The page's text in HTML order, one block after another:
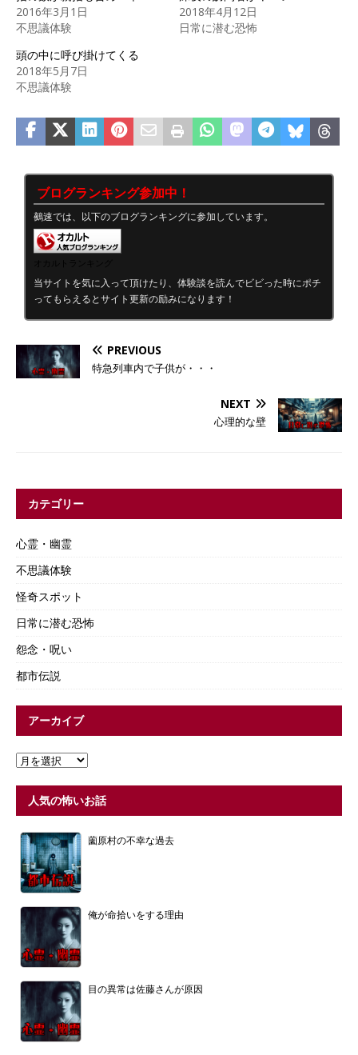
2016年3月1日
不思議体験
2018年4月12日
日常に潜む恐怖
頭の中に呼び掛けてくる
2018年5月7日
不思議体験
ブログランキング参加中！
鵺速では、以下のブログランキングに参加しています。
当サイトを気に入って頂けたり、体験談を読んでビビった時にポチ
ってもらえるとサイト更新の励みになります！
PREVIOUS
特急列車内で子供が・・・
NEXT
心理的な壁
カテゴリー
心霊・幽霊
不思議体験
怪奇スポット
日常に潜む恐怖
怨念・呪い
都市伝説
アーカイブ
人気の怖いお話
薗原村の不幸な過去
俺が命拾いをする理由
目の異常は佐藤さんが原因